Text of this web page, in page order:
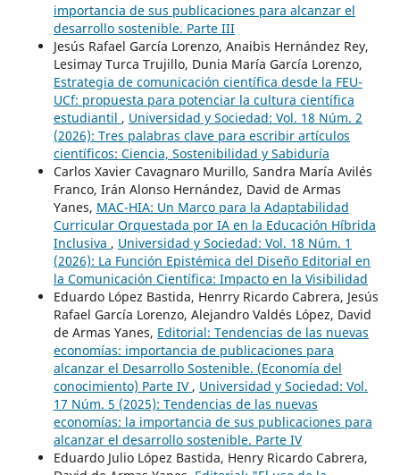
importancia de sus publicaciones para alcanzar el
desarrollo sostenible. Parte III
Jesús Rafael García Lorenzo, Anaibis Hernández Rey,
Lesimay Turca Trujillo, Dunia María García Lorenzo,
Estrategia de comunicación científica desde la FEU-
UCf: propuesta para potenciar la cultura científica
estudiantil , Universidad y Sociedad: Vol. 18 Núm. 2
(2026): Tres palabras clave para escribir artículos
científicos: Ciencia, Sostenibilidad y Sabiduría
Carlos Xavier Cavagnaro Murillo, Sandra María Avilés
Franco, Irán Alonso Hernández, David de Armas
Yanes, MAC-HIA: Un Marco para la Adaptabilidad
Curricular Orquestada por IA en la Educación Híbrida
Inclusiva , Universidad y Sociedad: Vol. 18 Núm. 1
(2026): La Función Epistémica del Diseño Editorial en
la Comunicación Científica: Impacto en la Visibilidad
Eduardo López Bastida, Henrry Ricardo Cabrera, Jesús
Rafael García Lorenzo, Alejandro Valdés López, David
de Armas Yanes, Editorial: Tendencias de las nuevas
economías: importancia de publicaciones para
alcanzar el Desarrollo Sostenible. (Economía del
conocimiento) Parte IV , Universidad y Sociedad: Vol.
17 Núm. 5 (2025): Tendencias de las nuevas
economías: la importancia de sus publicaciones para
alcanzar el desarrollo sostenible. Parte IV
Eduardo Julio López Bastida, Henry Ricardo Cabrera,